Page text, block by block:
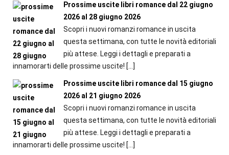
Prossime uscite libri romance dal 22 giugno
2026 al 28 giugno 2026
Scopri i nuovi romanzi romance in uscita
questa settimana, con tutte le novità editoriali
più attese. Leggi i dettagli e preparati a
innamorarti delle prossime uscite! […]
Prossime uscite libri romance dal 15 giugno
2026 al 21 giugno 2026
Scopri i nuovi romanzi romance in uscita
questa settimana, con tutte le novità editoriali
più attese. Leggi i dettagli e preparati a
innamorarti delle prossime uscite! […]